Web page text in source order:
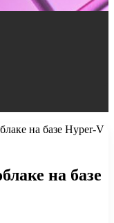
на базе Hyper-V
на базе